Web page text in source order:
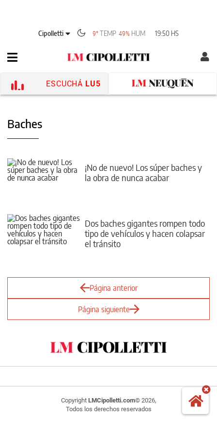
Cipolletti 9° TEMP 49% HUM 19:50 HS
ESCUCHÁ LU5
Baches
¡No de nuevo! Los súper baches y
la obra de nunca acabar
Dos baches gigantes rompen todo
tipo de vehículos y hacen colapsar
el tránsito
Página anterior
Página siguiente
Copyright LMCipolletti.com© 2026,
Todos los derechos reservados